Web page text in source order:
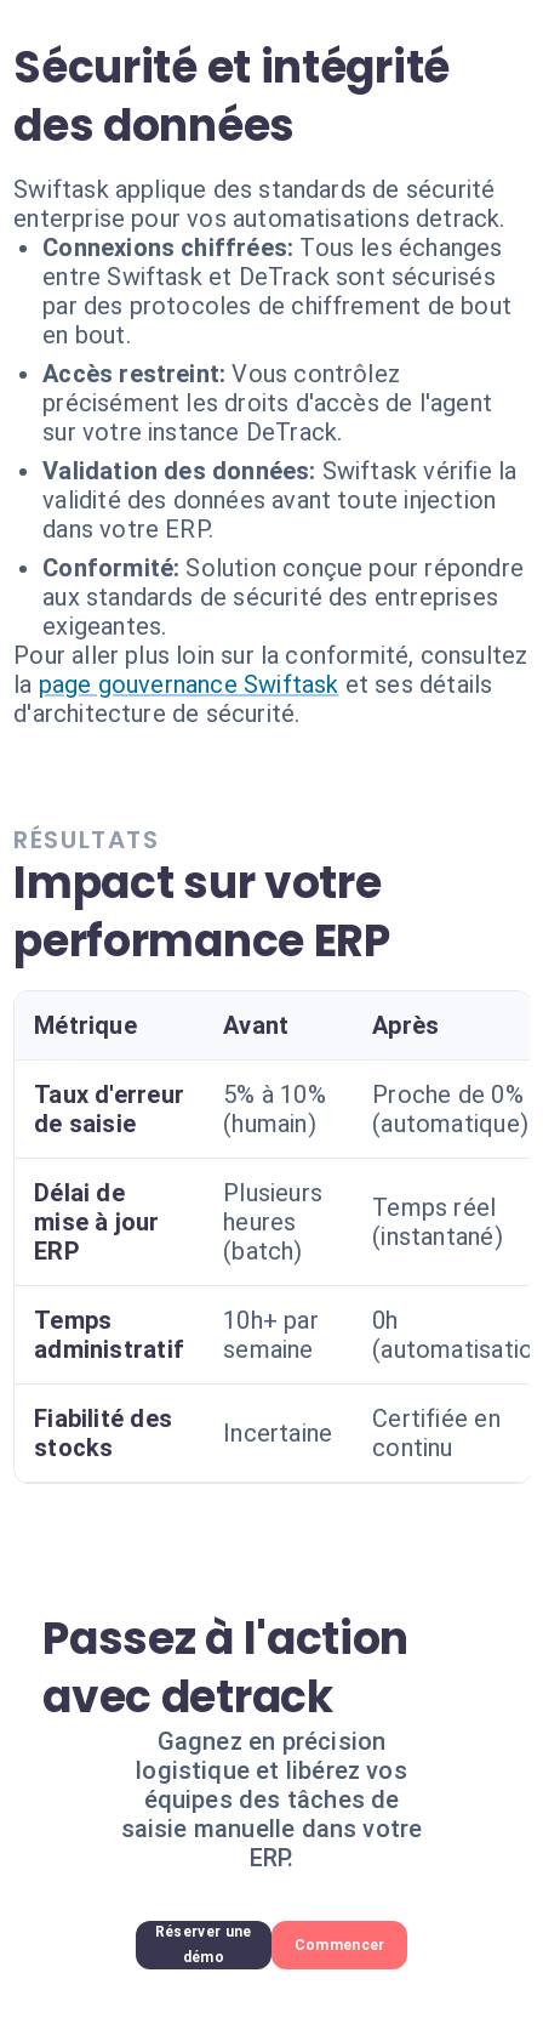
Sécurité et intégrité
des données
Swiftask applique des standards de sécurité
enterprise pour vos automatisations detrack.
Connexions chiffrées: Tous les échanges
entre Swiftask et DeTrack sont sécurisés
par des protocoles de chiffrement de bout
en bout.
Accès restreint: Vous contrôlez
précisément les droits d'accès de l'agent
sur votre instance DeTrack.
Validation des données: Swiftask vérifie la
validité des données avant toute injection
dans votre ERP.
Conformité: Solution conçue pour répondre
aux standards de sécurité des entreprises
exigeantes.
Pour aller plus loin sur la conformité, consultez
la page gouvernance Swiftask et ses détails
d'architecture de sécurité.
RÉSULTATS
Impact sur votre
performance ERP
Métrique Avant Après
Taux d'erreur
de saisie
5% à 10%
(humain)
Proche de 0%
(automatique)
Délai de
mise à jour
ERP
Plusieurs
heures
(batch)
Temps réel
(instantané)
Temps
administratif
10h+ par
semaine
0h
Fiabilité des
stocks
Incertaine
Certifiée en
continu
Passez à l'action
avec detrack
Gagnez en précision
logistique et libérez vos
équipes des tâches de
saisie manuelle dans votre
ERP.
Réserver une
démo
Commencer